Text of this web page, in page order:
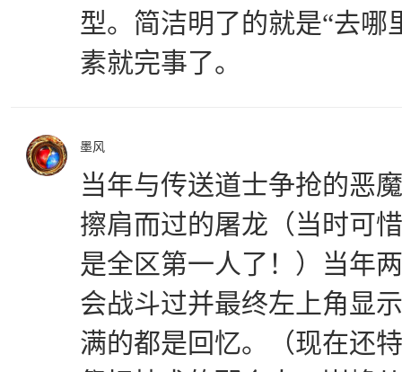
型。简洁明了的就是“去哪
素就完事了。
墨风
当年与传送道士争抢的恶
擦肩而过的屠龙（当时可
是全区第一人了！）当年
会战斗过并最终左上角显
满的都是回忆。（现在还